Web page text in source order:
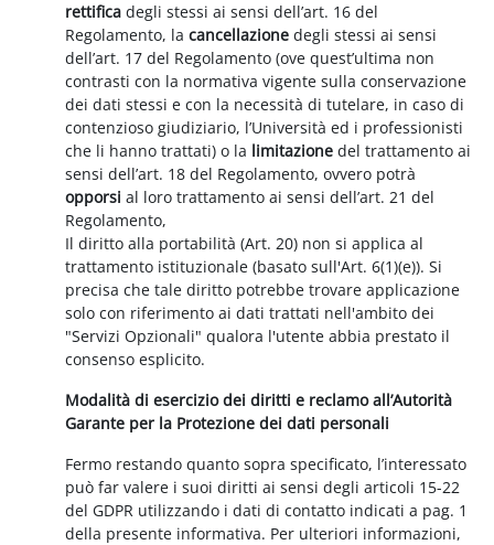
rettificadegli stessi ai sensi dell’art. 16 del
Regolamento, lacancellazione degli stessi ai sensi
dell’art. 17 del Regolamento (ove quest’ultima non
contrasti con la normativa vigente sulla conservazione
dei dati stessi e con la necessità di tutelare, in caso di
contenzioso giudiziario, l’Università ed i professionisti
che li hanno trattati) o la limitazione del trattamento ai
sensi dell’art. 18 del Regolamento, ovvero potrà
opporsi al loro trattamento ai sensi dell’art. 21 del
Regolamento,
Il diritto alla portabilità (Art. 20) non si applica al
trattamento istituzionale (basato sull'Art. 6(1)(e)). Si
precisa che tale diritto potrebbe trovare applicazione
solo con riferimento ai dati trattati nell'ambito dei
"Servizi Opzionali" qualora l'utente abbia prestato il
consenso esplicito.
Modalità di esercizio dei diritti e reclamo all’Autorità
Garante per la Protezione dei dati personali
Fermo restando quanto sopra specificato, l’interessato
può far valere i suoi diritti ai sensi degli articoli 15-22
del GDPR utilizzando i dati di contatto indicati a pag. 1
della presente informativa. Per ulteriori informazioni,